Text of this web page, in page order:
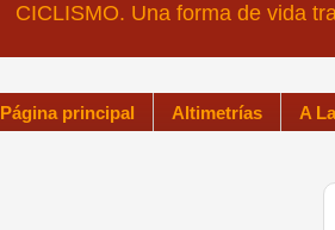
CICLISMO. Una forma de vida
Página principal Altimetrías A